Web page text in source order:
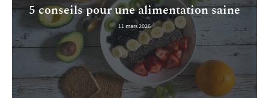
5 conseils pour une alimentation saine
11 mars 2026